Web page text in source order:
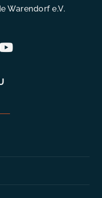
Warendorf e.V.